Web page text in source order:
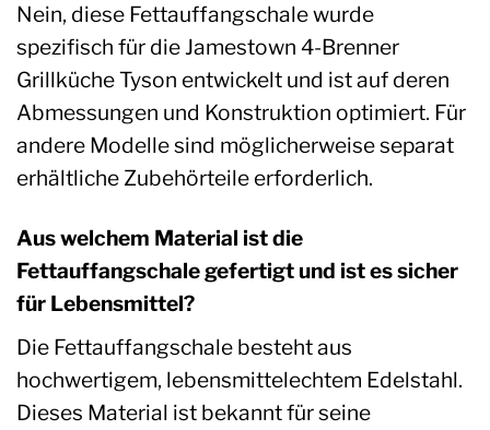
Nein, diese Fettauffangschale wurde
spezifisch für die Jamestown 4-Brenner
Grillküche Tyson entwickelt und ist auf deren
Abmessungen und Konstruktion optimiert. Für
andere Modelle sind möglicherweise separat
erhältliche Zubehörteile erforderlich.
Aus welchem Material ist die
Fettauffangschale gefertigt und ist es sicher
für Lebensmittel?
Die Fettauffangschale besteht aus
hochwertigem, lebensmittelechtem Edelstahl.
Dieses Material ist bekannt für seine